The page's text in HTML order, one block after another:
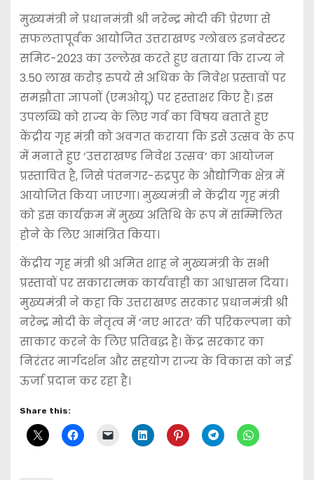
मुख्यमंत्री ने प्रधानमंत्री श्री नरेन्द्र मोदी की प्रेरणा से
सफलतापूर्वक आयोजित उत्तराखण्ड ग्लोबल इनवेस्टर
समिट-2023 का उल्लेख करते हुए बताया कि राज्य ने
3.50 लाख करोड़ रुपये से अधिक के निवेश प्रस्तावों पर
समझौता ज्ञापनों (एमओयू) पर हस्ताक्षर किए हैं। इस
उपलब्धि को राज्य के लिए गर्व का विषय बताते हुए
केंद्रीय गृह मंत्री को अवगत कराया कि इसे उत्सव के रूप
में मनाते हुए ‘उत्तराखण्ड निवेश उत्सव’ का आयोजन
प्रस्तावित है, जिसे पंतनगर-रुद्रपुर के औद्योगिक क्षेत्र में
आयोजित किया जाएगा। मुख्यमंत्री ने केंद्रीय गृह मंत्री
को इस कार्यक्रम में मुख्य अतिथि के रूप में सम्मिलित
होने के लिए आमंत्रित किया।
केंद्रीय गृह मंत्री श्री अमित शाह ने मुख्यमंत्री के सभी
प्रस्तावों पर सकारात्मक कार्यवाही का आश्वासन दिया।
मुख्यमंत्री ने कहा कि उत्तराखण्ड सरकार प्रधानमंत्री श्री
नरेन्द्र मोदी के नेतृत्व में ‘नए भारत’ की परिकल्पना को
साकार करने के लिए प्रतिबद्ध है। केंद्र सरकार का
निरंतर मार्गदर्शन और सहयोग राज्य के विकास को नई
ऊर्जा प्रदान कर रहा है।
Share this: